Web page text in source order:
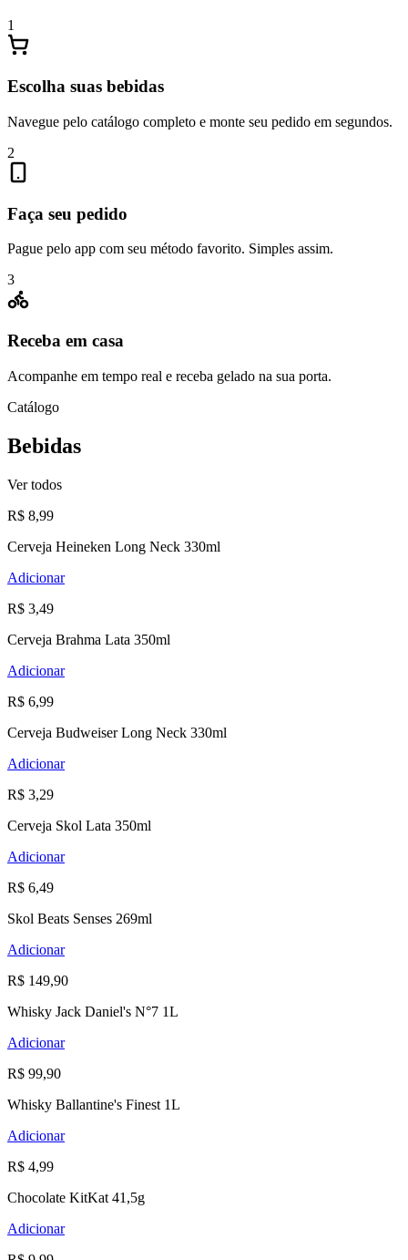
1
Escolha suas bebidas
Navegue pelo catálogo completo e monte seu pedido em segundos.
2
Faça seu pedido
Pague pelo app com seu método favorito. Simples assim.
3
Receba em casa
Acompanhe em tempo real e receba gelado na sua porta.
Catálogo
Bebidas
Ver todos
R$ 8,99
Cerveja Heineken Long Neck 330ml
Adicionar
R$ 3,49
Cerveja Brahma Lata 350ml
Adicionar
R$ 6,99
Cerveja Budweiser Long Neck 330ml
Adicionar
R$ 3,29
Cerveja Skol Lata 350ml
Adicionar
R$ 6,49
Skol Beats Senses 269ml
Adicionar
R$ 149,90
Whisky Jack Daniel's N°7 1L
Adicionar
R$ 99,90
Whisky Ballantine's Finest 1L
Adicionar
R$ 4,99
Chocolate KitKat 41,5g
Adicionar